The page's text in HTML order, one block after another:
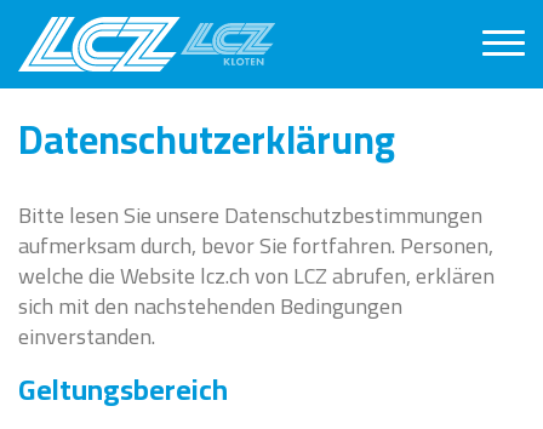
Datenschutzerklärung
Bitte lesen Sie unsere Datenschutzbestimmungen
aufmerksam durch, bevor Sie fortfahren. Personen,
welche die Website lcz.ch von LCZ abrufen, erklären
sich mit den nachstehenden Bedingungen
einverstanden.
Geltungsbereich